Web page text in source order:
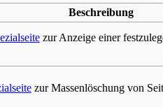
Beschreibung
zur Anzeige einer
zur Massenlöschung von